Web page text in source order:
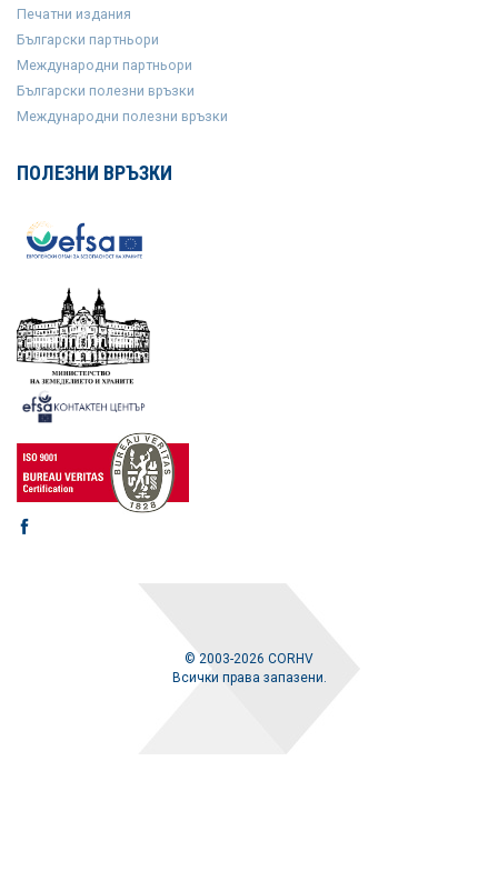
Печатни издания
Български партньори
Международни партньори
Български полезни връзки
Международни полезни връзки
ПОЛЕЗНИ ВРЪЗКИ
© 2003-2026 CORHV
Всички права запазени.